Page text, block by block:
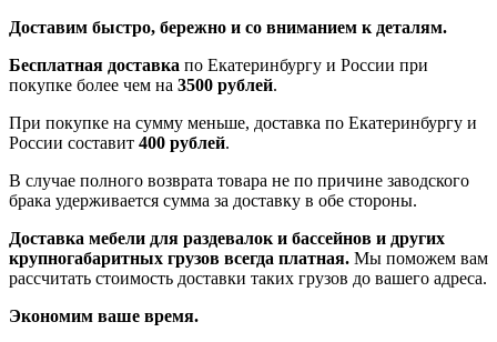
Доставим быстро, бережно и со вниманием к деталям.
Бесплатная доставка по Екатеринбургу и России при
покупке более чем на 3500 рублей.
При покупке на сумму меньше, доставка по Екатеринбургу и
России составит 400 рублей.
В случае полного возврата товара не по причине заводского
брака удерживается сумма за доставку в обе стороны.
Доставка мебели для раздевалок и бассейнов и других
крупногабаритных грузов всегда платная. Мы поможем вам
рассчитать стоимость доставки таких грузов до вашего адреса.
Экономим ваше время.